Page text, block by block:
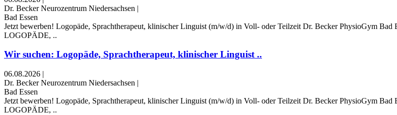
Dr. Becker Neurozentrum Niedersachsen |
Bad Essen
Jetzt bewerben! Logopäde, Sprachtherapeut, klinischer Linguist (m/w/d) in Voll- oder Teilzeit Dr. Becker PhysioGym
LOGOPÄDE, ..
Wir suchen: Logopäde, Sprachtherapeut, klinischer Linguist ..
06.08.2026 |
Dr. Becker Neurozentrum Niedersachsen |
Bad Essen
Jetzt bewerben! Logopäde, Sprachtherapeut, klinischer Linguist (m/w/d) in Voll- oder Teilzeit Dr. Becker PhysioGym
LOGOPÄDE, ..